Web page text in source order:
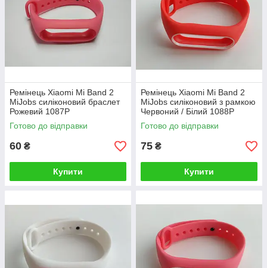
Ремінець Xiaomi Mi Band 2
MiJobs силіконовий браслет
Рожевий 1087P
Готово до відправки
60 ₴
Купити
Ремінець Xiaomi Mi Band 2
MiJobs силіконовий з рамкою
Червоний / Білий 1088P
Готово до відправки
75 ₴
Купити